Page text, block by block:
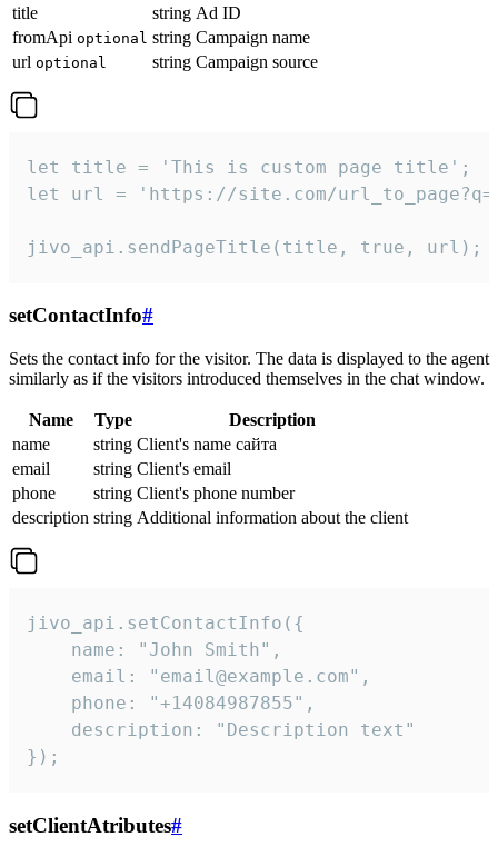
title
string Ad ID
fromApi optional string Campaign name
url optional string Campaign source
let title = 'This is custom page title';
let url = 'https://site.com/
jivo_api.sendPageTitle(title, true, url);
setContactInfo#
Sets the contact info for the visitor. The data is displayed to the agent
similarly as if the visitors introduced themselves in the chat window.
Name Type
Description
name
string Client's name сайта
email
string Client's email
phone
string Client's phone number
description string Additional information about the client
jivo_api.setContactInfo({
    name: "John Smith",
    email: "email@example.com",
    phone: "+14084987855",
    description: "Description text"
});
setClientAtributes#